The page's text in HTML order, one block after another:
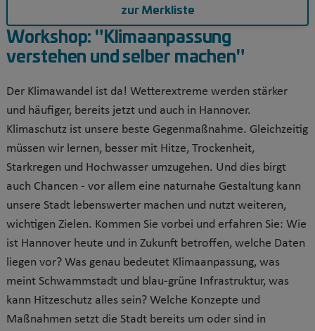
Workshop: "Klimaanpassung
verstehen und selber machen"
Der Klimawandel ist da! Wetterextreme werden stärker
und häufiger, bereits jetzt und auch in Hannover.
Klimaschutz ist unsere beste Gegenmaßnahme. Gleichzeitig
müssen wir lernen, besser mit Hitze, Trockenheit,
Starkregen und Hochwasser umzugehen. Und dies birgt
auch Chancen - vor allem eine naturnahe Gestaltung kann
unsere Stadt lebenswerter machen und nutzt weiteren,
wichtigen Zielen. Kommen Sie vorbei und erfahren Sie: Wie
ist Hannover heute und in Zukunft betroffen, welche Daten
liegen vor? Was genau bedeutet Klimaanpassung, was
meint Schwammstadt und blau-grüne Infrastruktur, was
kann Hitzeschutz alles sein? Welche Konzepte und
Maßnahmen setzt die Stadt bereits um oder sind in
zur Merkliste